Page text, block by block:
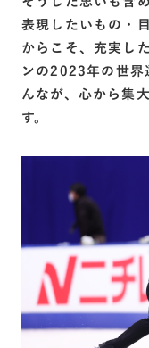
表現したいもの・
からこそ、充実し
ンの2023年の世界
んなが、心から集
す。